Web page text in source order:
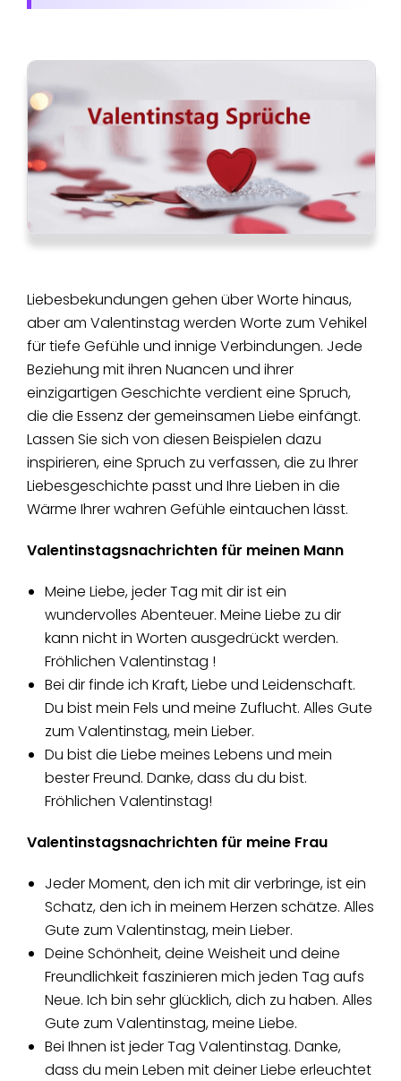
Liebesbekundungen gehen über Worte hinaus,
aber am Valentinstag werden Worte zum Vehikel
für tiefe Gefühle und innige Verbindungen. Jede
Beziehung mit ihren Nuancen und ihrer
einzigartigen Geschichte verdient eine Spruch,
die die Essenz der gemeinsamen Liebe einfängt.
Lassen Sie sich von diesen Beispielen dazu
inspirieren, eine Spruch zu verfassen, die zu Ihrer
Liebesgeschichte passt und Ihre Lieben in die
Wärme Ihrer wahren Gefühle eintauchen lässt.
Valentinstagsnachrichten für meinen Mann
Meine Liebe, jeder Tag mit dir ist ein
wundervolles Abenteuer. Meine Liebe zu dir
kann nicht in Worten ausgedrückt werden.
Fröhlichen Valentinstag !
Bei dir finde ich Kraft, Liebe und Leidenschaft.
Du bist mein Fels und meine Zuflucht. Alles Gute
zum Valentinstag, mein Lieber.
Du bist die Liebe meines Lebens und mein
bester Freund. Danke, dass du du bist.
Fröhlichen Valentinstag!
Valentinstagsnachrichten für meine Frau
Jeder Moment, den ich mit dir verbringe, ist ein
Schatz, den ich in meinem Herzen schätze. Alles
Gute zum Valentinstag, mein Lieber.
Deine Schönheit, deine Weisheit und deine
Freundlichkeit faszinieren mich jeden Tag aufs
Neue. Ich bin sehr glücklich, dich zu haben. Alles
Gute zum Valentinstag, meine Liebe.
Bei Ihnen ist jeder Tag Valentinstag. Danke,
dass du mein Leben mit deiner Liebe erleuchtet